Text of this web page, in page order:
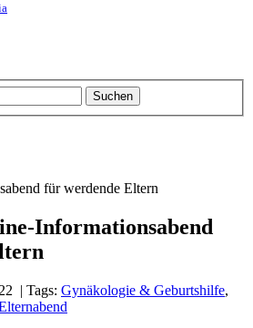
für werdende Eltern
Informationsabend
| Tags: Gynäkologie & Geburtshilfe,